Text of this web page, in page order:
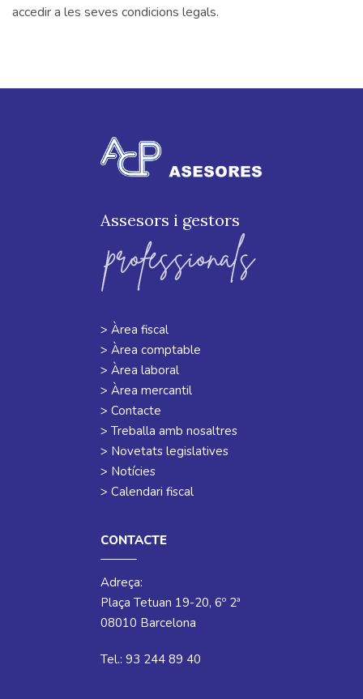
accedir a les seves condicions legals.
Assesors i gestors
> Àrea fiscal
> Àrea comptable
> Àrea laboral
> Àrea mercantil
> Contacte
> Treballa amb nosaltres
> Novetats legislatives
> Notícies
> Calendari fiscal
CONTACTE
Adreça:
Plaça Tetuan 19-20, 6º 2ª
08010 Barcelona
Tel.: 93 244 89 40